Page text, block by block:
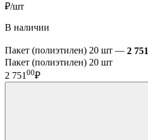
₽/шт
В наличии
Пакет (полиэтилен) 20 шт — 2 751
Пакет (полиэтилен) 20 шт
2 751 00₽